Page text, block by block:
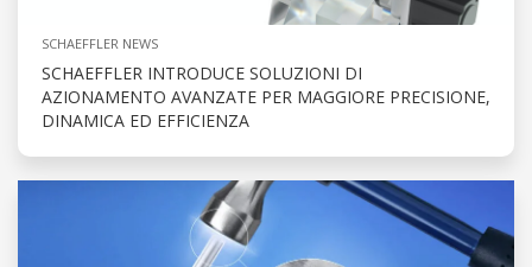
SCHAEFFLER NEWS
SCHAEFFLER INTRODUCE SOLUZIONI DI
AZIONAMENTO AVANZATE PER MAGGIORE PRECISIONE,
DINAMICA ED EFFICIENZA